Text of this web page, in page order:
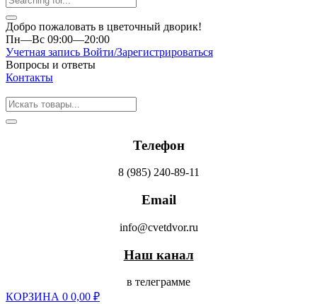
Добро пожаловать в цветочный дворик!
Пн—Вс 09:00—20:00
Учетная запись Войти/Зарегистрироваться
Вопросы и ответы
Контакты
Телефон
8 (985) 240-89-11
Email
info@cvetdvor.ru
Наш канал
в телеграмме
КОРЗИНА 0 0,00 ₽